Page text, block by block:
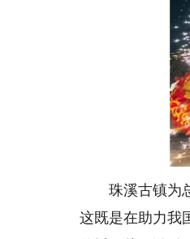
珠溪古镇为
这既是在助力我